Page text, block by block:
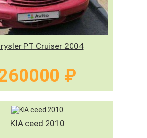
PT Cruiser 2004
₽
KIA ceed 2010